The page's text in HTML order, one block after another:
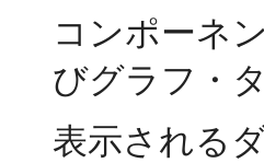
コンポーネ
びグラフ・
表示される